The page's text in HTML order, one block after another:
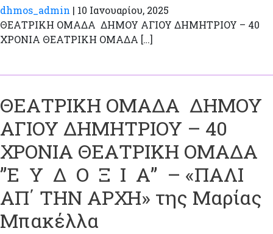
dhmos_admin | 10 Ιανουαρίου, 2025
ΘΕΑΤΡΙΚΗ ΟΜΑΔΑ ΔΗΜΟΥ ΑΓΙΟΥ ΔΗΜΗΤΡΙΟΥ – 40
ΧΡΟΝΙΑ ΘΕΑΤΡΙΚΗ ΟΜΑΔΑ […]
ΘΕΑΤΡΙΚΗ ΟΜΑΔΑ ΔΗΜΟΥ
ΑΓΙΟΥ ΔΗΜΗΤΡΙΟΥ – 40
ΧΡΟΝΙΑ ΘΕΑΤΡΙΚΗ ΟΜΑΔΑ
”Ε Υ Δ Ο Ξ Ι Α” – «ΠΑΛΙ
ΑΠ΄ ΤΗΝ ΑΡΧΗ» της Μαρίας
Μπακέλλα